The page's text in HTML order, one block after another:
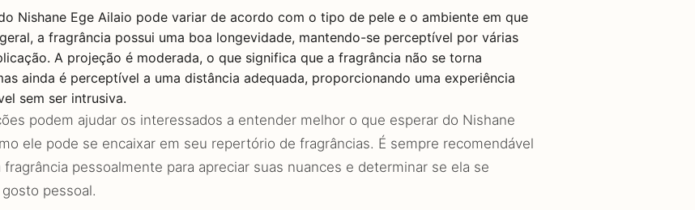
Nishane Ege Ailaio pode variar de acordo com o tipo de pele e o ambiente em que
a fragrância possui uma boa longevidade, mantendo-se perceptível por várias
A projeção é moderada, o que significa que a fragrância não se torna
ainda é perceptível a uma distância adequada, proporcionando uma experiência
sem ser intrusiva.
podem ajudar os interessados a entender melhor o que esperar do Nishane
ele pode se encaixar em seu repertório de fragrâncias. É sempre recomendável
pessoalmente para apreciar suas nuances e determinar se ela se
pessoal.